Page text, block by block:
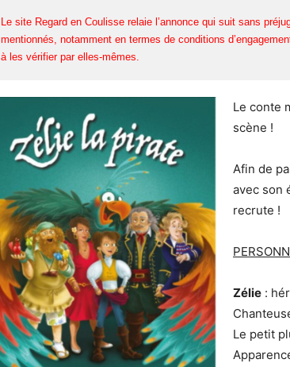
Le site Regard en Coulisse relaie l’annonce qui suit sans
mentionnés, notamment en termes de conditions
à les vérifier par elles-mêmes.
Le conte
scène !
Afin de
avec son
recrute !
Zélie :
Le petit